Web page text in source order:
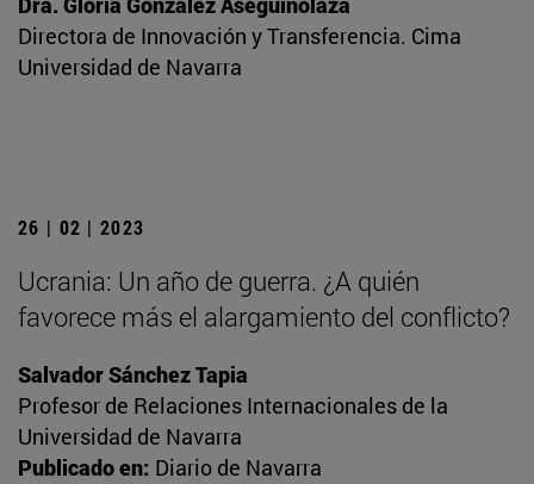
Directora de Innovación y Transferencia. Cima
Universidad de Navarra
26 | 02 | 2023
Ucrania: Un año de guerra. ¿A quién
favorece más el alargamiento del conflicto?
Salvador Sánchez Tapia
Profesor de Relaciones Internacionales de la
Universidad de Navarra
Publicado en: Diario de Navarra